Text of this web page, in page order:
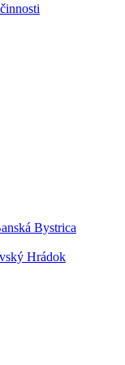
Bystrica
Hrádok